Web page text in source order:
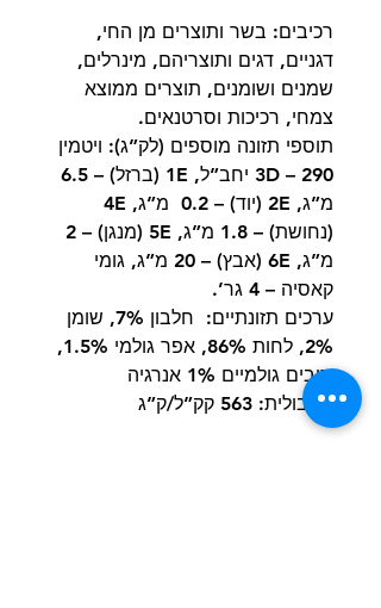
רכיבים: בשר ותוצרים מן החי,
דגניים, דגים ותוצריהם, מינרלים,
שמנים ושומנים, תוצרים ממוצא
צמחי, רכיכות וסרטנאים.
תוספי תזונה מוספים (לק”ג): ויטמין
3D – 290 יחב”ל, 1E (ברזל) – 6.5
מ”ג, 2E (יוד) – 0.2 מ”ג, 4E
(נחושת) – 1.8 מ”ג, 5E (מנגן) – 2
מ”ג, 6E (אבץ) – 20 מ”ג, גומי
קאסיה – 4 גר’.
ערכים תזונתיים: חלבון 7%, שומן
2%, לחות 86%, אפר גולמי 1.5%,
סיבים גולמיים 1% אנרגיה
מטבולית: 563 קק”ל/ק”ג